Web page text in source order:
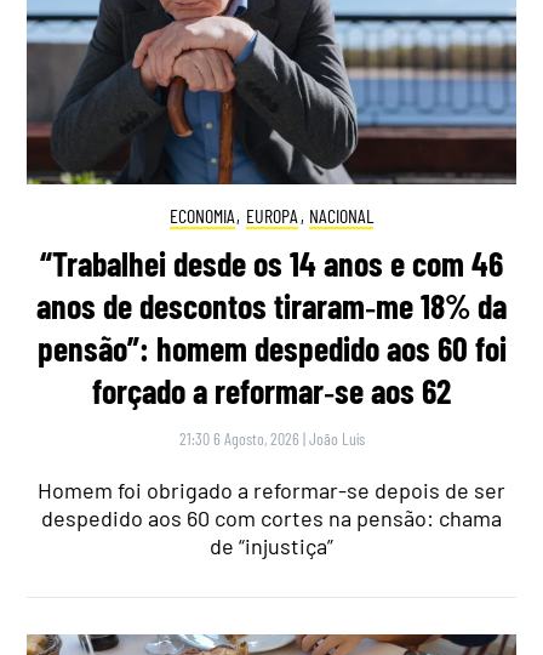
ECONOMIA, EUROPA , NACIONAL
“Trabalhei desde os 14 anos e com 46
anos de descontos tiraram‑me 18% da
pensão”: homem despedido aos 60 foi
forçado a reformar‑se aos 62
21:30 6 Agosto, 2026 |João Luís
Homem foi obrigado a reformar-se depois de ser
despedido aos 60 com cortes na pensão: chama
de “injustiça”